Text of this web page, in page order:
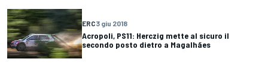
ERC3 giu 2018
Acropoli, PS11: Herczig mette al sicuro il
secondo posto dietro a Magalhães